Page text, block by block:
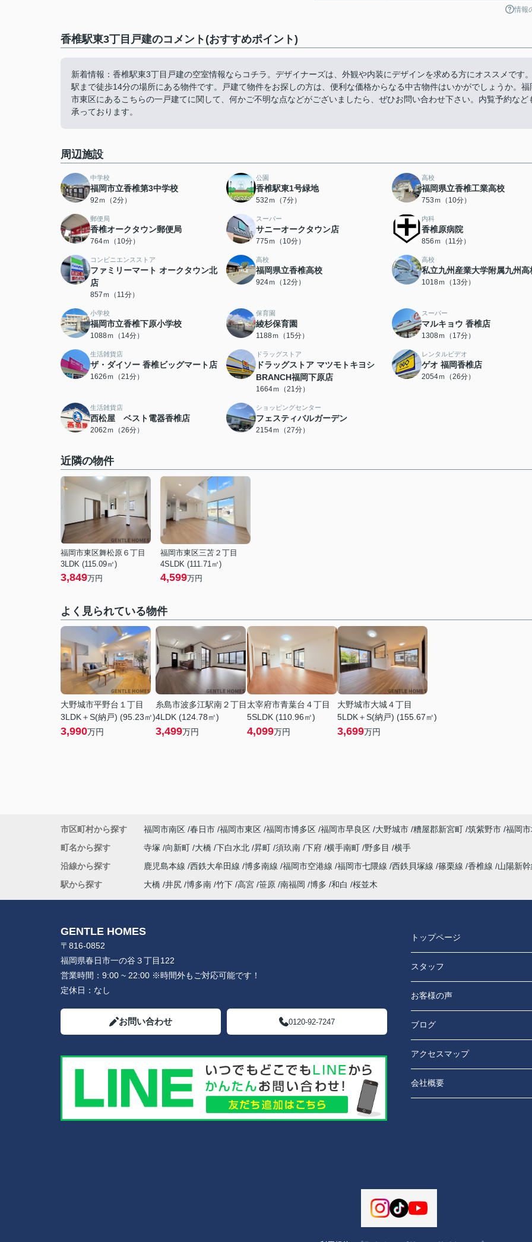
情報
香椎駅東3丁目戸建のコメント(おすすめポイント)
新着情報：香椎駅東3丁目戸建の空室情報ならコチラ。デザイナーズは、外観や内装にデザインを求める方にオススメです
駅まで徒歩14分の場所にある物件です。戸建て物件をお探しの方は、便利な価格からなる中古物件はいかがでしょうか。福
市東区にあるこちらの一戸建てに関して、何かご不明な点などがございましたら、ぜひお問い合わせ下さい。内覧予約など
承っております。
周辺施設
中学校
福岡市立香椎第3中学校
92ｍ（2分）
公園
香椎駅東1号緑地
532ｍ（7分）
高校
福岡県立香椎工業高校
753ｍ（10分）
郵便局
香椎オークタウン郵便局
764ｍ（10分）
スーパー
サニーオークタウン店
775ｍ（10分）
内科
香椎原病院
856ｍ（11分）
コンビニエンスストア
ファミリーマート オークタウン北
店
857ｍ（11分）
高校
福岡県立香椎高校
924ｍ（12分）
高校
私立九州産業大学附属九州高
1018ｍ（13分）
小学校
福岡市立香椎下原小学校
1088ｍ（14分）
保育園
綾杉保育園
1188ｍ（15分）
スーパー
マルキョウ 香椎店
1308ｍ（17分）
生活雑貨店
ザ・ダイソー 香椎ビッグマート店
1626ｍ（21分）
ドラッグストア
ドラッグストア マツモトキヨシ
BRANCH福岡下原店
1664ｍ（21分）
レンタルビデオ
ゲオ 福岡香椎店
2054ｍ（26分）
生活雑貨店
西松屋 ベスト電器香椎店
2062ｍ（26分）
ショッピングセンター
フェスティバルガーデン
2154ｍ（27分）
近隣の物件
福岡市東区舞松原６丁目
3LDK (115.09㎡)
3,849万円
福岡市東区三苫２丁目
4SLDK (111.71㎡)
4,599万円
よく見られている物件
大野城市平野台１丁目
3LDK＋S(納戸) (95.23㎡)
3,990万円
糸島市波多江駅南２丁目
4LDK (124.78㎡)
3,499万円
太宰府市青葉台４丁目
5SLDK (110.96㎡)
4,099万円
大野城市大城４丁目
5LDK＋S(納戸) (155.67㎡)
3,699万円
市区町村から探す 福岡市南区 春日市 福岡市東区 福岡市博多区 福岡市早良区 大野城市 糟屋郡新宮町 筑紫野市 福岡
町名から探す
寺塚 向新町 大橋 下白水北 昇町 須玖南 下府 横手南町 野多目
横手
沿線から探す
鹿児島本線 西鉄大牟田線 博多南線 福岡市空港線 福岡市七隈線 西鉄貝塚線 篠栗線 香椎線
山陽新
駅から探す
大橋 井尻 博多南 竹下 高宮 笹原 南福岡 博多 和白 桜並木
GENTLE HOMES
〒816-0852
福岡県春日市一の谷３丁目122
営業時間： 9:00 ~ 22:00 ※時間外もご対応可能です！
定休日： なし
お問い合わせ 0120-92-7247
トップページ
スタッフ
お客様の声
ブログ
アクセスマップ
会社概要